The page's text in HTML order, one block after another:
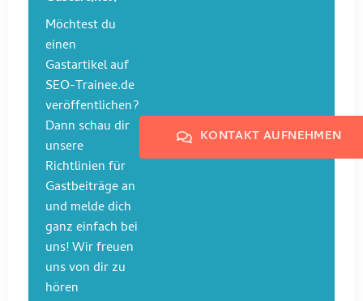
Möchtest du
einen
Gastartikel auf
SEO-Trainee.de
veröffentlichen?
Dann schau dir
unsere
Richtlinien für
Gastbeiträge an
und melde dich
ganz einfach bei
uns! Wir freuen
uns von dir zu
hören
KONTAKT AUFNEHMEN